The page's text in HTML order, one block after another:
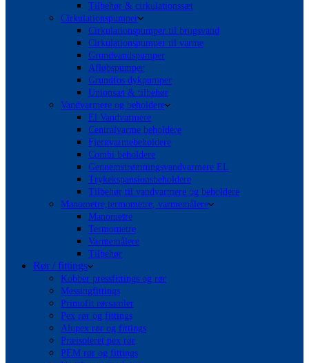
Tilbehør & cirkulationssæt
Cirkulationspumper
Cirkulationspumper til brugsvand
Cirkulationspumper til varme
Grundvandspumper
Afløbspumper
Grundfos dykpumper
Unionsæt & tilbehør
Vandvarmere og beholdere
El Vandvarmere
Centralvarme beholdere
Fjernvarmebeholdere
Combi beholdere
Gennemstrømningsvandvarmere EL
Trykekspansionsbeholdere
Tilbehør til vandvarmere og beholdere
Manometre,termometre, varmemålere
Manometre
Termometre
Varmemålere
Tilbehør
Rør / fittings
Kobber pressfittings og rør
Messingfittings
Primofit rørsamler
Pex rør og fittings
Alupex rør og fittings
Præisoleret pex rør
PEM rør og fittings